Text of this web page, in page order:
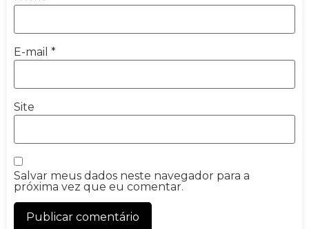
E-mail *
Site
Salvar meus dados neste navegador para a
próxima vez que eu comentar.